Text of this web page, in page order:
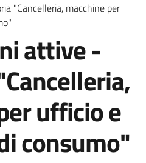
"Cancelleria, macchine per
attive -
ufficio e
consumo"